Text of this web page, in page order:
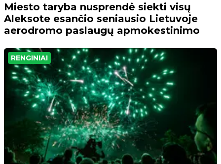
Miesto taryba nusprendė siekti visų
Aleksote esančio seniausio Lietuvoje
aerodromo paslaugų apmokestinimo
RENGINIAI